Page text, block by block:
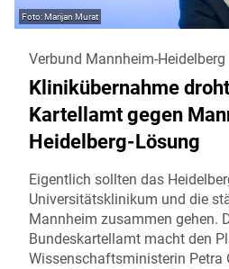
Marijan Murat
Verbund Mannheim-Heidelberg
Klinikübernahme
Kartellamt gegen
Heidelberg-Lösung
Eigentlich sollten das
Universitätsklinikum und die
Mannheim zusammen gehen.
Bundeskartellamt macht den
Wissenschaftsministerin Petra